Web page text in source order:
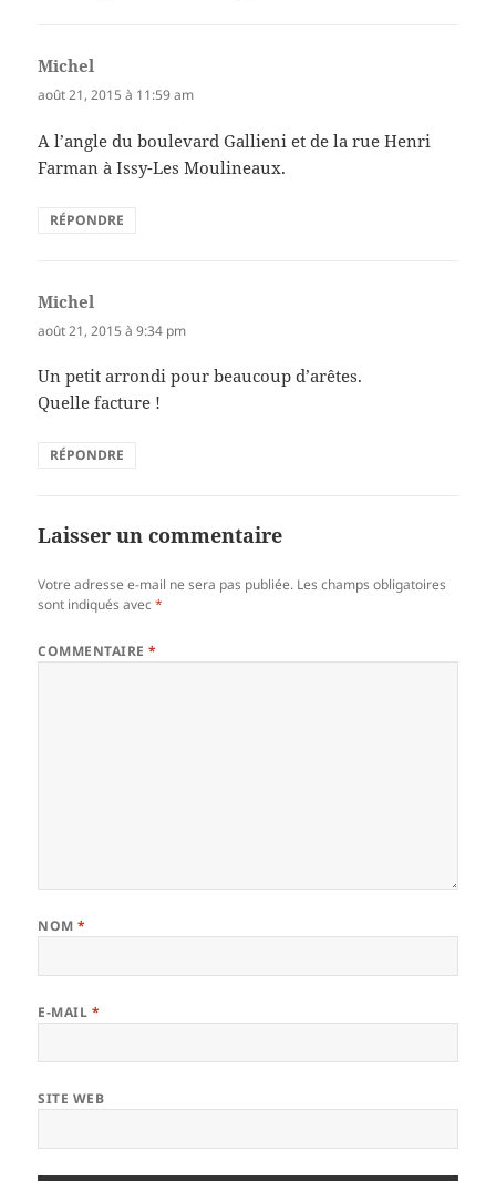
Michel
août 21, 2015 à 11:59 am
A l’angle du boulevard Gallieni et de la rue Henri
Farman à Issy-Les Moulineaux.
RÉPONDRE
Michel
août 21, 2015 à 9:34 pm
Un petit arrondi pour beaucoup d’arêtes.
Quelle facture !
RÉPONDRE
Laisser un commentaire
Votre adresse e-mail ne sera pas publiée. Les champs obligatoires
sont indiqués avec*
COMMENTAIRE*
NOM*
E-MAIL *
SITE WEB